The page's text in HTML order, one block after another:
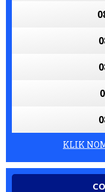
KLIK